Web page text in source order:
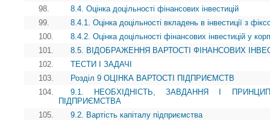
98.
8.4. Оцінка доцільності фінансових інвестицій
99.
8.4.1. Оцінка доцільності вкладень в інвестиції з
100.
8.4.2. Оцінка доцільності фінансових інвестицій у
101.
8.5. ВІДОБРАЖЕННЯ ВАРТОСТІ ФІНАНСОВИХ
102.
ТЕСТИ І ЗАДАЧІ
103.
Розділ 9 ОЦІНКА ВАРТОСТІ ПІДПРИЄМСТВ
104.
9.1. НЕОБХІДНІСТЬ, ЗАВДАННЯ І
ПІДПРИЄМСТВА
105.
9.2. Вартість капіталу підприємства